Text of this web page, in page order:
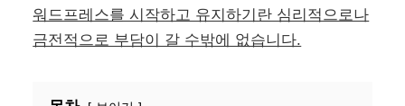
워드프레스를 시작하고 유지하기란 심리적으로나
금전적으로 부담이 갈 수밖에 없습니다.